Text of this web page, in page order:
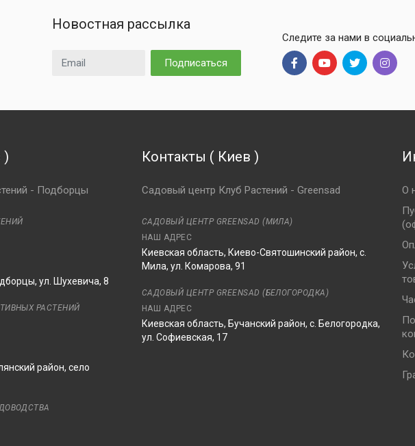
Новостная рассылка
Email адрес Подписаться
Следите за нами в
)
- Подборцы
ул. Шухевича, 8
РАСТЕНИЙ
район, село
Контакты ( Киев )
Садовый центр Клуб Растений - Greensad
САДОВЫЙ ЦЕНТР GREENSAD (МИЛА)
НАШ АДРЕС
Киевская область, Киево-Святошинский район, с.
Мила, ул. Комарова, 91
САДОВЫЙ ЦЕНТР GREENSAD (БЕЛОГОРОДКА)
НАШ АДРЕС
Киевская область, Бучанский район, с. Белогородка,
ул. Софиевская, 17
О